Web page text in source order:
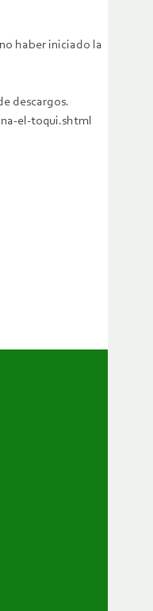
haber iniciado la
descargos.
el-toqui.shtml